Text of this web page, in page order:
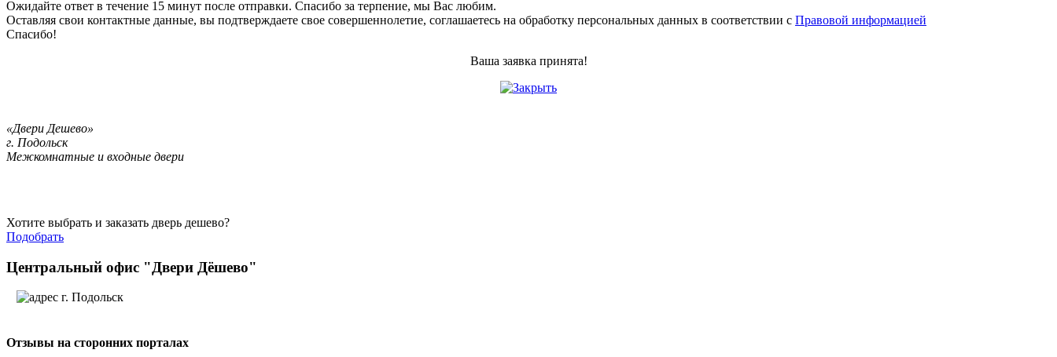
Ожидайте ответ в течение 15 минут после отправки. Спасибо за терпение, мы Вас любим.
Оставляя свои контактные данные, вы подтверждаете свое совершеннолетие, соглашаетесь на обработку персональных данных в соответствии с Правовой информацией
Спасибо!
Ваша заявка принята!
«Двери Дешево»
г. Подольск
Межкомнатные и входные двери
Хотите выбрать и заказать дверь дешево?
Подобрать
Центральный офис "Двери Дёшево"
г. Подольск
Отзывы на сторонних порталах